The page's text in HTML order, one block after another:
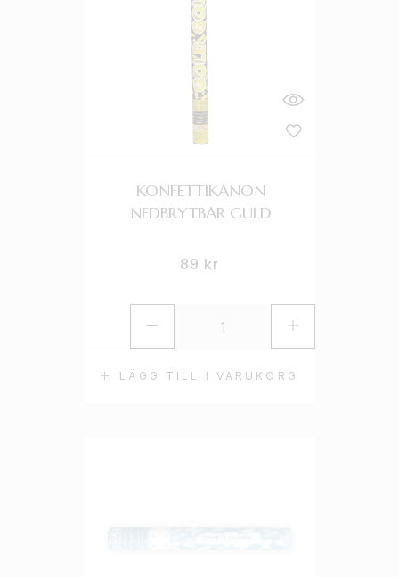
LÄGG TILL I VARUKORG
KONFETTIKANON
NEDBRYTBAR GULD
89 kr